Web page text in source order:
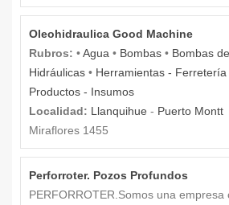
Oleohidraulica Good Machine
Rubros: •Agua • Bombas • Bombas
Hidráulicas • Herramientas - Ferretería
Productos - Insumos
Localidad: Llanquihue - Puerto Montt
Miraflores 1455
Perforroter. Pozos Profundos
PERFORROTER.Somos una empresa